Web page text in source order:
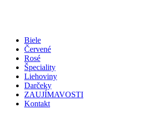
Biele
Červené
Rosé
Špeciality
Liehoviny
Darčeky
ZAUJÍMAVOSTI
Kontakt